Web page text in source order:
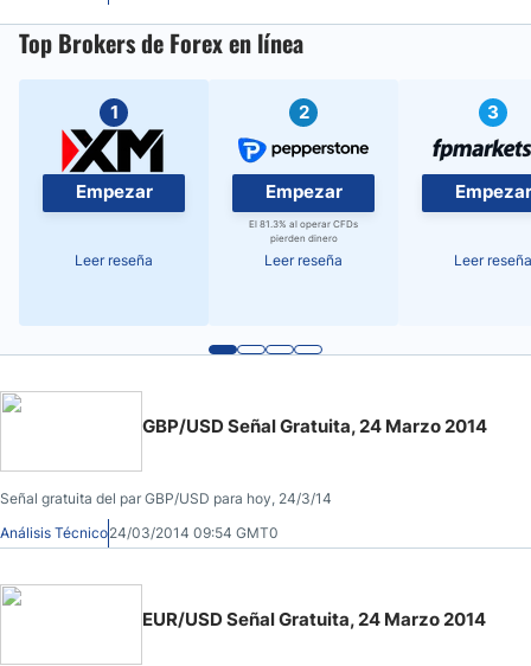
Top Brokers de Forex en línea
1
Empezar
Leer reseña
2
Empezar
El 81.3% al operar CFDs
pierden dinero
Leer reseña
3
Empezar
Leer reseña
GBP/USD Señal Gratuita, 24 Marzo 2014
Señal gratuita del par GBP/USD para hoy, 24/3/14
Análisis Técnico24/03/2014 09:54 GMT0
EUR/USD Señal Gratuita, 24 Marzo 2014